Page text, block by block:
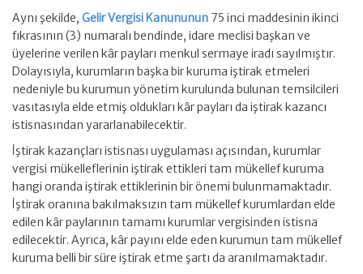
Aynı şekilde, Gelir Vergisi Kanununun 75 inci maddesinin ikinci
fıkrasının (3) numaralı bendinde, idare meclisi başkan ve
üyelerine verilen kâr payları menkul sermaye iradı sayılmıştır.
Dolayısıyla, kurumların başka bir kuruma iştirak etmeleri
nedeniyle bu kurumun yönetim kurulunda bulunan temsilcileri
vasıtasıyla elde etmiş oldukları kâr payları da iştirak kazancı
istisnasından yararlanabilecektir.
İştirak kazançları istisnası uygulaması açısından, kurumlar
vergisi mükelleflerinin iştirak ettikleri tam mükellef kuruma
hangi oranda iştirak ettiklerinin bir önemi bulunmamaktadır.
İştirak oranına bakılmaksızın tam mükellef kurumlardan elde
edilen kâr paylarının tamamı kurumlar vergisinden istisna
edilecektir. Ayrıca, kâr payını elde eden kurumun tam mükellef
kuruma belli bir süre iştirak etme şartı da aranılmamaktadır.